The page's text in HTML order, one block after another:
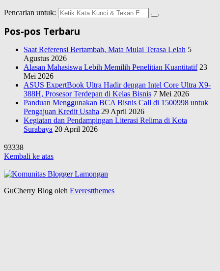
Pencarian untuk:
Pos-pos Terbaru
Saat Referensi Bertambah, Mata Mulai Terasa Lelah 5
Agustus 2026
Alasan Mahasiswa Lebih Memilih Penelitian Kuantitatif 23
Mei 2026
ASUS ExpertBook Ultra Hadir dengan Intel Core Ultra X9-
388H, Prosesor Terdepan di Kelas Bisnis 7 Mei 2026
Panduan Menggunakan BCA Bisnis Call di 1500998 untuk
Pengajuan Kredit Usaha 29 April 2026
Kegiatan dan Pendampingan Literasi Relima di Kota
Surabaya 20 April 2026
93338
Kembali ke atas
GuCherry Blog oleh Everestthemes